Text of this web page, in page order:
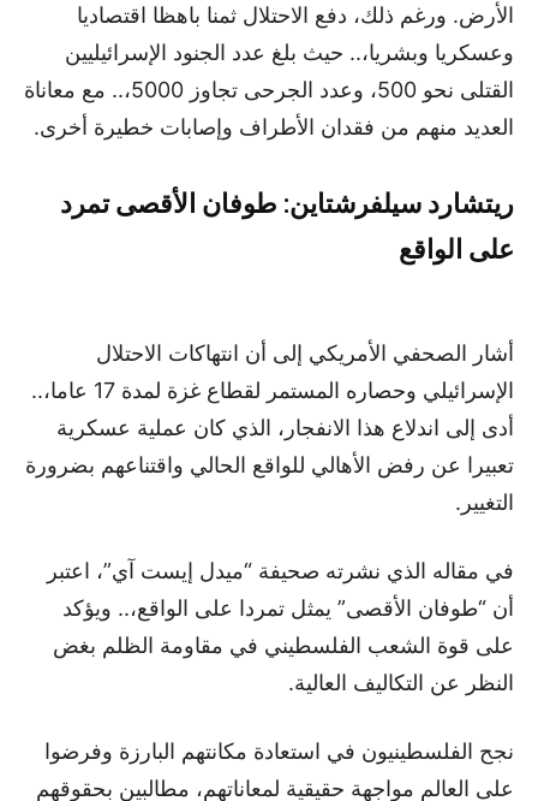
الأرض. ورغم ذلك، دفع الاحتلال ثمنا باهظا اقتصاديا
وعسكريا وبشريا،.. حيث بلغ عدد الجنود الإسرائيليين
القتلى نحو 500، وعدد الجرحى تجاوز 5000،.. مع معاناة
العديد منهم من فقدان الأطراف وإصابات خطيرة أخرى.
ريتشارد سيلفرشتاين: طوفان الأقصى تمرد
على الواقع
أشار الصحفي الأمريكي إلى أن انتهاكات الاحتلال
الإسرائيلي وحصاره المستمر لقطاع غزة لمدة 17 عاما،..
أدى إلى اندلاع هذا الانفجار، الذي كان عملية عسكرية
تعبيرا عن رفض الأهالي للواقع الحالي واقتناعهم بضرورة
التغيير.
في مقاله الذي نشرته صحيفة “ميدل إيست آي”، اعتبر
أن “طوفان الأقصى” يمثل تمردا على الواقع،.. ويؤكد
على قوة الشعب الفلسطيني في مقاومة الظلم بغض
النظر عن التكاليف العالية.
نجح الفلسطينيون في استعادة مكانتهم البارزة وفرضوا
على العالم مواجهة حقيقية لمعاناتهم، مطالبين بحقوقهم